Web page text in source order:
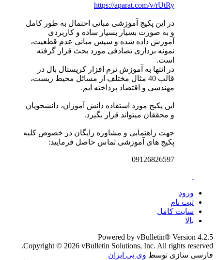
https://aparat.com/v/rUtRy
در این پکیج آموزشی مبانی احتمال به طور کامل
و به صورت بسیار بسیار ساده و کاربردی
آموزش داده شده و سپس مبانی عدم قطعیت،
نمونه برداری تصادفی مورد بحث قرار گرفته
است.
در انتها به آموزش نرم افزار کریستال بال در
قالب 40 مثال مختلف از مسائل محیط زیست،
مهندسی و اقتصاد پرداخته ایم.
این پکیج مورد استفاده دانش آموزان، دانشجویان
و محققان میتواند قرار بگیرد.
جهت راهنمایی و مشاوره رایگان در خصوص کلیه
پکیج های آموزشی تماس حاصل فرمایید:
09126826597
ورود
ثبت نام
سایت کامل
بالا
Powered by vBulletin® Version 4.2.5
Copyright © 2026 vBulletin Solutions, Inc. All rights reserved.
فارسی سازی توسط وی بی ایران